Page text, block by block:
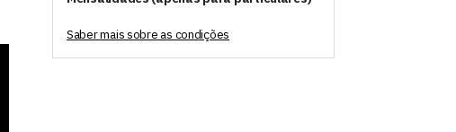
Saber mais sobre as condições